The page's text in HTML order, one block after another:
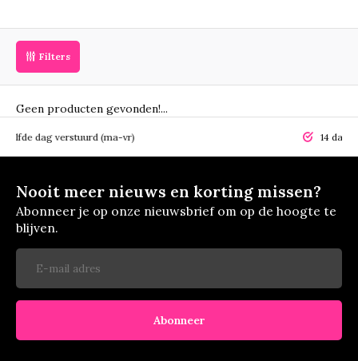
Filters
Geen producten gevonden!...
dag verstuurd (ma-vr) 14 dagen
Nooit meer nieuws en korting missen?
Abonneer je op onze nieuwsbrief om op de hoogte te
blijven.
Abonneer